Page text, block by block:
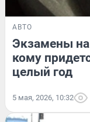
АВТО
Экзамены на
кому
целый год
5 мая, 2026, 10:32